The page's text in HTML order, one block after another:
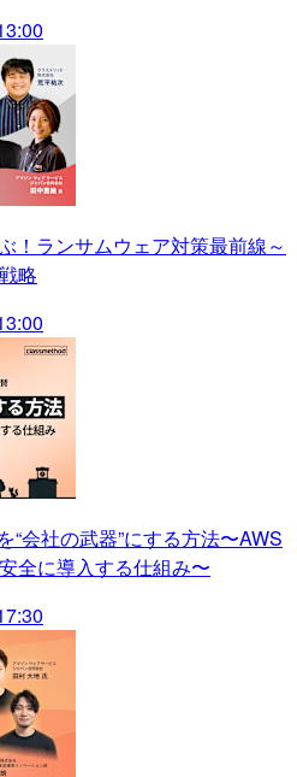
！ランサムウェア対策最前線～
略
“会社の武器”にする方法〜AWS
全に導入する仕組み〜